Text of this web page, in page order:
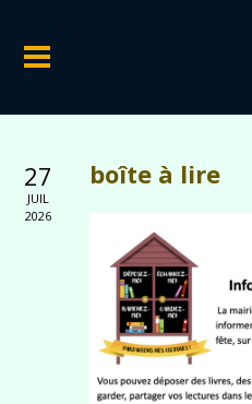
27
JUIL
2026
boîte à lire